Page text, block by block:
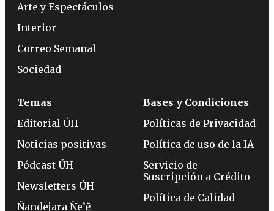
Arte y Espectáculos
Interior
Correo Semanal
Sociedad
Temas
Editorial ÚH
Noticias positivas
Pódcast ÚH
Newsletters ÚH
Ñandejara Ñe’ẽ
Bases y Condiciones
Políticas de Privacidad
Política de uso de la IA
Servicio de
Suscripción a Crédito
Política de Calidad